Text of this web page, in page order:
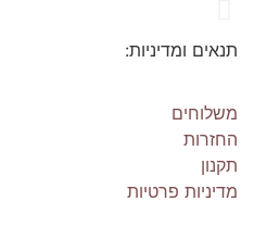
Os Collection
New on Store
תנאים ומדיניות:
משלוחים
החזרות
תקנון
מדיניות פרטיות